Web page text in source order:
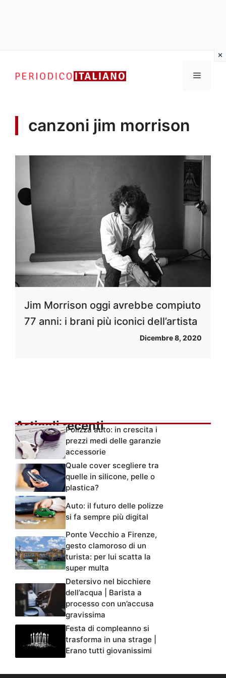
contenuto
Menu
canzoni jim morrison
Jim Morrison oggi avrebbe compiuto
77 anni: i brani più iconici dell’artista
Dicembre 8, 2020
Articoli recentiPolizza auto: in crescita i
prezzi medi delle garanzie
accessorie
Quale cover scegliere tra
quelle in silicone, pelle o
plastica?
Auto: il futuro delle polizze
si fa sempre più digital
Ponte Vecchio a Firenze,
gesto clamoroso di un
turista: per lui scatta la
super multa
Detersivo nel bicchiere
dell’acqua | Barista a
processo con un’accusa
gravissima
Festa di compleanno si
trasforma in una strage |
Erano tutti giovanissimi